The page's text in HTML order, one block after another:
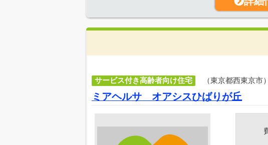
サービス付き高齢者向け住宅 （東京都西東京市）
ミアヘルサ オアシスひばりが丘